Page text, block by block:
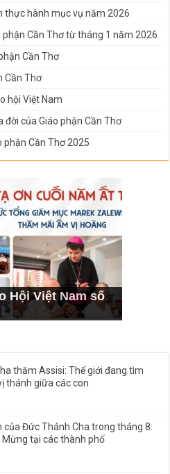
thực hành mục vụ năm 2026
phận Cần Thơ từ tháng 1 năm 2026
Cần Thơ
Cần Thơ
hội Việt Nam
của Giáo phận Cần Thơ
phận Cần Thơ 2025
Hội Việt Nam số
thăm Assisi: Thế giới đang tìm
thánh giữa các con
của Đức Thánh Cha trong tháng 8:
Mừng tại các thành phố